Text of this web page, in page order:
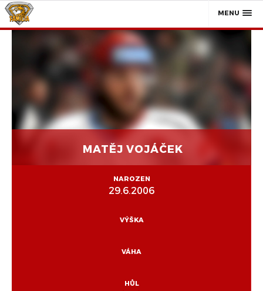
MENU
MATĚJ VOJÁČEK
NAROZEN
29.6.2006
VÝŠKA
VÁHA
HŮL